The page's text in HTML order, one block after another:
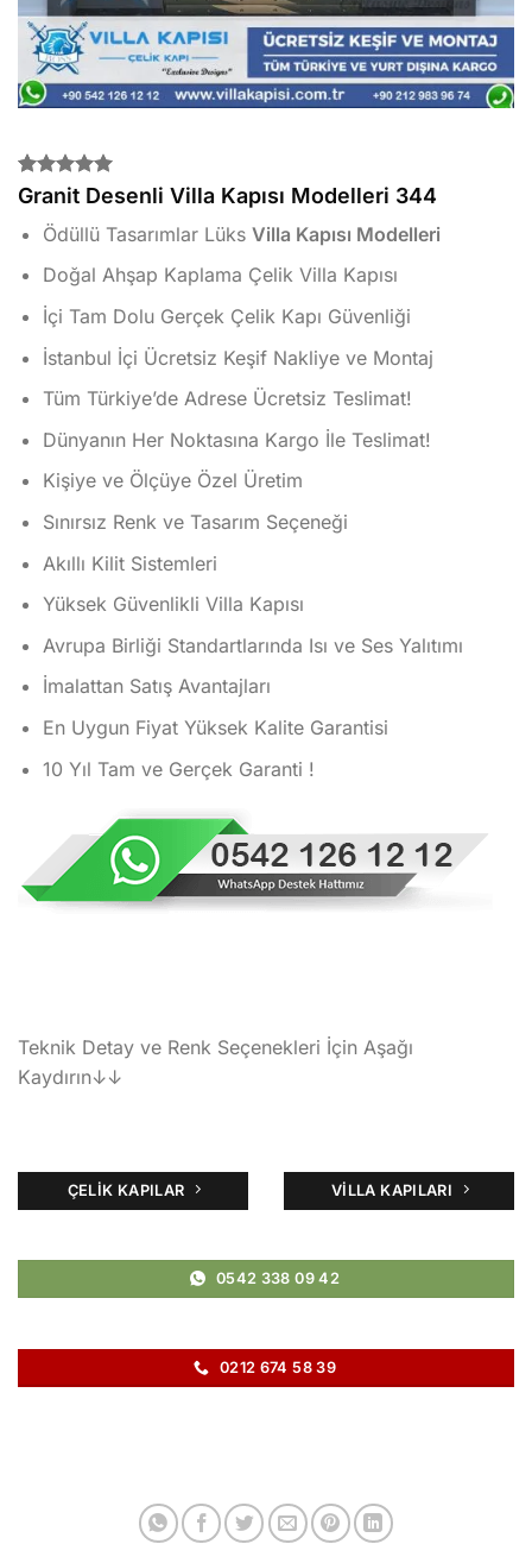
2
müşteri
puanına
dayanarak
5.00puan
aldı
Granit Desenli Villa Kapısı Modelleri 344
Ödüllü Tasarımlar Lüks Villa Kapısı Modelleri
Doğal Ahşap Kaplama Çelik Villa Kapısı
İçi Tam Dolu Gerçek Çelik Kapı Güvenliği
İstanbul İçi Ücretsiz Keşif Nakliye ve Montaj
Tüm Türkiye’de Adrese Ücretsiz Teslimat!
Dünyanın Her Noktasına Kargo İle Teslimat!
Kişiye ve Ölçüye Özel Üretim
Sınırsız Renk ve Tasarım Seçeneği
Akıllı Kilit Sistemleri
Yüksek Güvenlikli Villa Kapısı
Avrupa Birliği Standartlarında Isı ve Ses Yalıtımı
İmalattan Satış Avantajları
En Uygun Fiyat Yüksek Kalite Garantisi
10 Yıl Tam ve Gerçek Garanti !
Teknik Detay ve Renk Seçenekleri İçin Aşağı
Kaydırın↓↓
ÇELIK KAPILAR VILLA KAPILARI
0542 338 09 42
0212 674 58 39